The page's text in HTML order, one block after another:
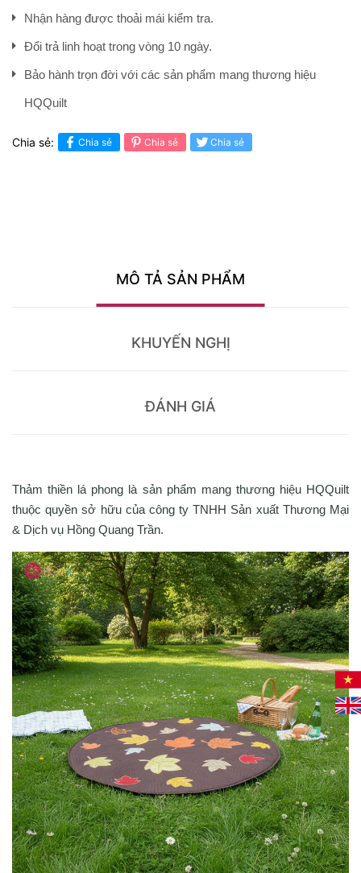
Nhận hàng được thoải mái kiểm tra.
Đổi trả linh hoạt trong vòng 10 ngày.
Bảo hành trọn đời với các sản phẩm mang thương hiệu
HQQuilt
Chia sẻ: Chia sẻ Chia sẻ Chia sẻ
MÔ TẢ SẢN PHẨM
KHUYẾN NGHỊ
ĐÁNH GIÁ
Thảm thiền lá phong là sản phẩm mang thương hiệu HQQuilt
thuộc quyền sở hữu của công ty TNHH Sản xuất Thương Mại
& Dịch vụ Hồng Quang Trần.